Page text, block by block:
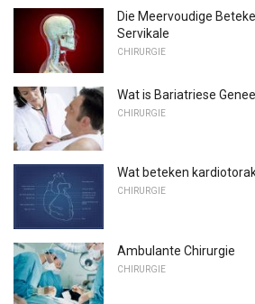
Die Meervoudige
Servikale
CHIRURGIE
Wat is Bariatriese
CHIRURGIE
Wat beteken
CHIRURGIE
Ambulante Chirurgie
CHIRURGIE